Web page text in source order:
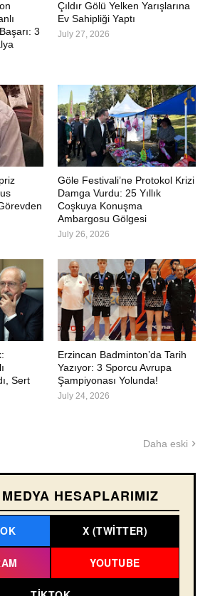
3
Çıldır Gölü Yelken Yarışlarına
Ev Sahipliği Yaptı
July 27, 2026
Göle Festivali’ne Protokol Krizi
Damga Vurdu: 25 Yıllık
Coşkuya Konuşma
Ambargosu Gölgesi
July 26, 2026
Sert
Erzincan Badminton’da Tarih
Yazıyor: 3 Sporcu Avrupa
Şampiyonası Yolunda!
July 24, 2026
Daha eski
HESAPLARIMIZ
X (TWITTER)
YOUTUBE